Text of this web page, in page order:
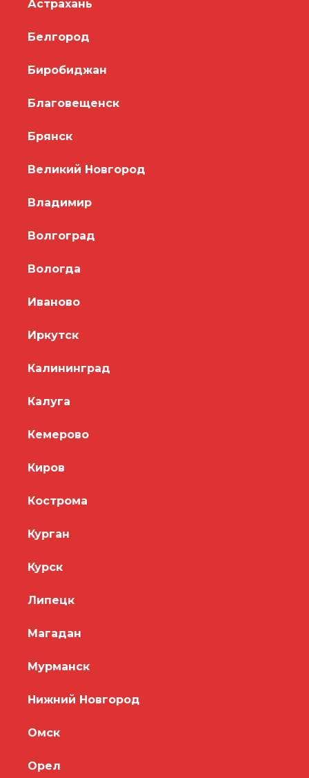
Астрахань
Белгород
Биробиджан
Благовещенск
Брянск
Великий Новгород
Владимир
Волгоград
Вологда
Иваново
Иркутск
Калининград
Калуга
Кемерово
Киров
Кострома
Курган
Курск
Липецк
Магадан
Мурманск
Нижний Новгород
Омск
Орел